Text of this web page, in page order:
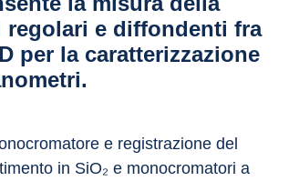
regolari e diffondenti fra
per la caratterizzazione
e registrazione del
in SiO₂ e monocromatori a